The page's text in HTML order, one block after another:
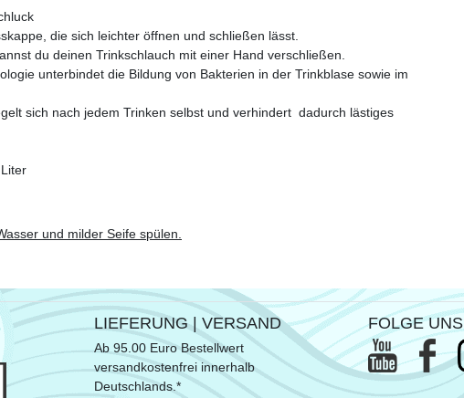
die sich leichter öffnen und schließen lässt.
du deinen Trinkschlauch mit einer Hand verschließen.
unterbindet die Bildung von Bakterien in der Trinkblase sowie im
sich nach jedem Trinken selbst und verhindert dadurch lästiges
und milder Seife spülen.
LIEFERUNG | VERSAND
Ab 95.00 Euro Bestellwert
versandkostenfrei innerhalb
Deutschlands.*
FOLGE UNS